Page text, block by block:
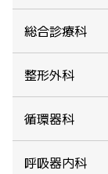
総合診療科
整形外科
循環器科
呼吸器内科